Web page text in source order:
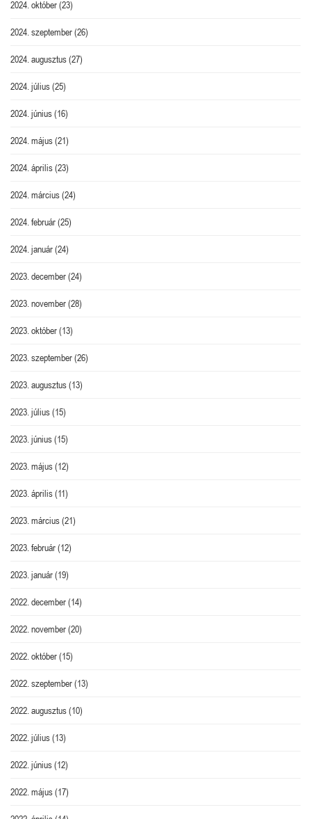
2024. október(23)
2024. szeptember(26)
2024. augusztus(27)
2024. július(25)
2024. június(16)
2024. május(21)
2024. április(23)
2024. március(24)
2024. február(25)
2024. január(24)
2023. december(24)
2023. november(28)
2023. október(13)
2023. szeptember(26)
2023. augusztus(13)
2023. július(15)
2023. június(15)
2023. május(12)
2023. április(11)
2023. március(21)
2023. február(12)
2023. január(19)
2022. december(14)
2022. november(20)
2022. október(15)
2022. szeptember(13)
2022. augusztus(10)
2022. július(13)
2022. június(12)
2022. május(17)